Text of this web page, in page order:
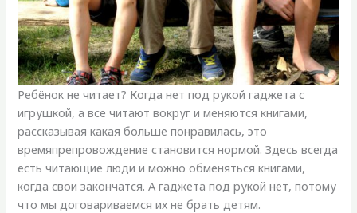
Ребёнок не читает? Когда нет под рукой гаджета с
игрушкой, а все читают вокруг и меняются книгами,
рассказывая какая больше понравилась, это
времяпрепровождение становится нормой. Здесь всегда
есть читающие люди и можно обменяться книгами,
когда свои закончатся. А гаджета под рукой нет, потому
что мы договариваемся их не брать детям.